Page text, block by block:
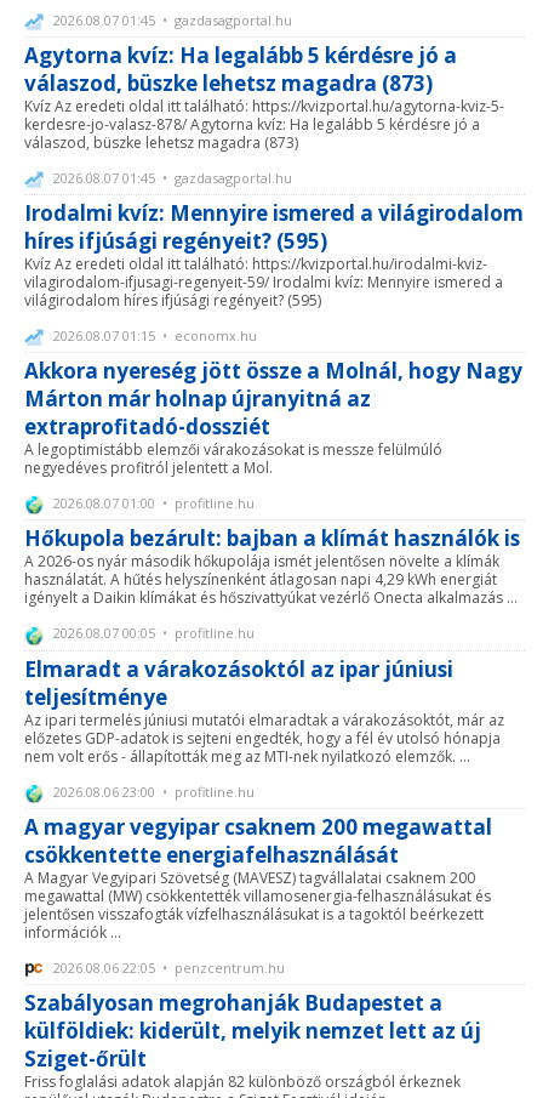
2026.08.07 01:45 • gazdasagportal.hu
Agytorna kvíz: Ha legalább 5 kérdésre jó a
válaszod, büszke lehetsz magadra (873)
Kvíz Az eredeti oldal itt található: https://kvizportal.hu/agytorna-kviz-5-
kerdesre-jo-valasz-878/ Agytorna kvíz: Ha legalább 5 kérdésre jó a
válaszod, büszke lehetsz magadra (873)
2026.08.07 01:45 • gazdasagportal.hu
Irodalmi kvíz: Mennyire ismered a világirodalom
híres ifjúsági regényeit? (595)
Kvíz Az eredeti oldal itt található: https://kvizportal.hu/irodalmi-kviz-
vilagirodalom-ifjusagi-regenyeit-59/ Irodalmi kvíz: Mennyire ismered a
világirodalom híres ifjúsági regényeit? (595)
2026.08.07 01:15 • economx.hu
Akkora nyereség jött össze a Molnál, hogy Nagy
Márton már holnap újranyitná az
extraprofitadó-dossziét
A legoptimistább elemzői várakozásokat is messze felülmúló
negyedéves profitról jelentett a Mol.
2026.08.07 01:00 • profitline.hu
Hőkupola bezárult: bajban a klímát használók is
A 2026-os nyár második hőkupolája ismét jelentősen növelte a klímák
használatát. A hűtés helyszínenként átlagosan napi 4,29 kWh energiát
igényelt a Daikin klímákat és hőszivattyúkat vezérlő Onecta alkalmazás ...
2026.08.07 00:05 • profitline.hu
Elmaradt a várakozásoktól az ipar júniusi
teljesítménye
Az ipari termelés júniusi mutatói elmaradtak a várakozásoktót, már az
előzetes GDP-adatok is sejteni engedték, hogy a fél év utolsó hónapja
nem volt erős - állapították meg az MTI-nek nyilatkozó elemzők. ...
2026.08.06 23:00 • profitline.hu
A magyar vegyipar csaknem 200 megawattal
csökkentette energiafelhasználását
A Magyar Vegyipari Szövetség (MAVESZ) tagvállalatai csaknem 200
megawattal (MW) csökkentették villamosenergia-felhasználásukat és
jelentősen visszafogták vízfelhasználásukat is a tagoktól beérkezett
információk ...
2026.08.06 22:05 • penzcentrum.hu
Szabályosan megrohanják Budapestet a
külföldiek: kiderült, melyik nemzet lett az új
Sziget-őrült
Friss foglalási adatok alapján 82 különböző országból érkeznek